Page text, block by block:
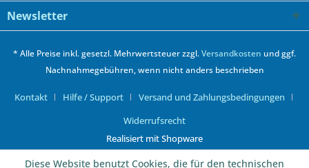
Newsletter
* Alle Preise inkl. gesetzl. Mehrwertsteuer zzgl.Versandkosten und ggf.
Nachnahmegebühren, wenn nicht anders beschrieben
Kontakt Hilfe / Support
Versand und Zahlungsbedingungen
Widerrufsrecht
Realisiert mit Shopware
Diese Website benutzt Cookies, die für den technischen